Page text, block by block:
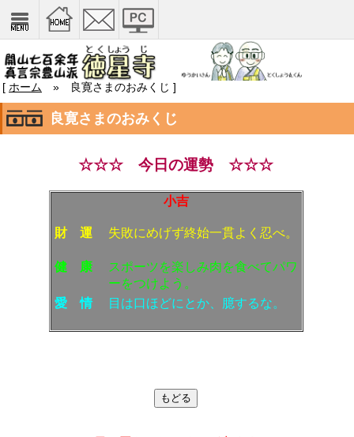
[ ホーム » 良寛さまのおみくじ ]
良寛さまのおみくじ